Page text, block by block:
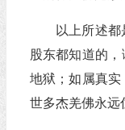
以上所述
股东都知道的
地狱；如属真
世多杰羌佛永远